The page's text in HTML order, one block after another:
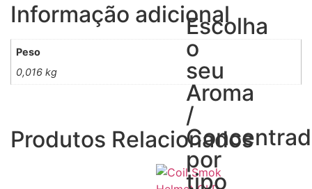
Escolha
o
seu
Aroma
/
por
tipo
Informação adicional
Peso
0,016 kg
Produtos Relacionados